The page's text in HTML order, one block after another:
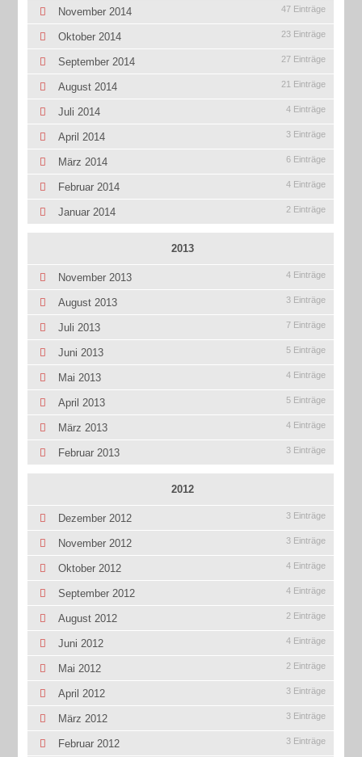
November 2014 47 Einträge
Oktober 2014 23 Einträge
September 2014 27 Einträge
August 2014 21 Einträge
Juli 2014 4 Einträge
April 2014 3 Einträge
März 2014 6 Einträge
Februar 2014 4 Einträge
Januar 2014 2 Einträge
2013
November 2013 4 Einträge
August 2013 3 Einträge
Juli 2013 7 Einträge
Juni 2013 5 Einträge
Mai 2013 4 Einträge
April 2013 5 Einträge
März 2013 4 Einträge
Februar 2013 3 Einträge
2012
Dezember 2012 3 Einträge
November 2012 3 Einträge
Oktober 2012 4 Einträge
September 2012 4 Einträge
August 2012 2 Einträge
Juni 2012 4 Einträge
Mai 2012 2 Einträge
April 2012 3 Einträge
März 2012 3 Einträge
Februar 2012 3 Einträge